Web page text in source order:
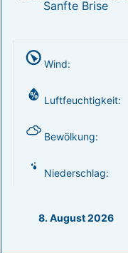
Sanfte Brise
Wind:
Luftfeuchtigkeit:
Bewölkung:
Niederschlag:
8. August 2026